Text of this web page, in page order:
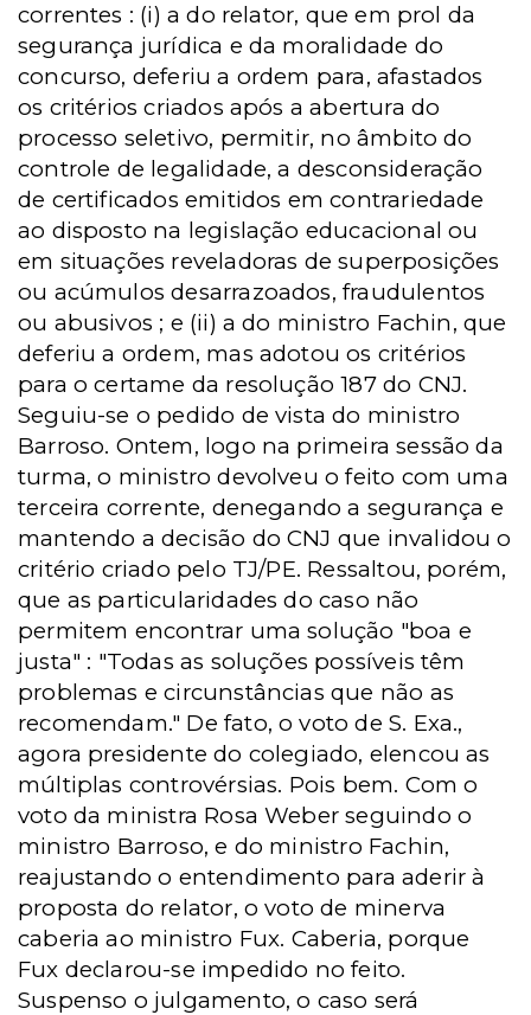
correntes : (i) a do relator, que em prol da
segurança jurídica e da moralidade do
concurso, deferiu a ordem para, afastados
os critérios criados após a abertura do
processo seletivo, permitir, no âmbito do
controle de legalidade, a desconsideração
de certificados emitidos em contrariedade
ao disposto na legislação educacional ou
em situações reveladoras de superposições
ou acúmulos desarrazoados, fraudulentos
ou abusivos ; e (ii) a do ministro Fachin, que
deferiu a ordem, mas adotou os critérios
para o certame da resolução 187 do CNJ.
Seguiu-se o pedido de vista do ministro
Barroso. Ontem, logo na primeira sessão da
turma, o ministro devolveu o feito com uma
terceira corrente, denegando a segurança e
mantendo a decisão do CNJ que invalidou o
critério criado pelo TJ/PE. Ressaltou, porém,
que as particularidades do caso não
permitem encontrar uma solução "boa e
justa" : "Todas as soluções possíveis têm
problemas e circunstâncias que não as
recomendam." De fato, o voto de S. Exa.,
agora presidente do colegiado, elencou as
múltiplas controvérsias. Pois bem. Com o
voto da ministra Rosa Weber seguindo o
ministro Barroso, e do ministro Fachin,
reajustando o entendimento para aderir à
proposta do relator, o voto de minerva
caberia ao ministro Fux. Caberia, porque
Fux declarou-se impedido no feito.
Suspenso o julgamento, o caso será